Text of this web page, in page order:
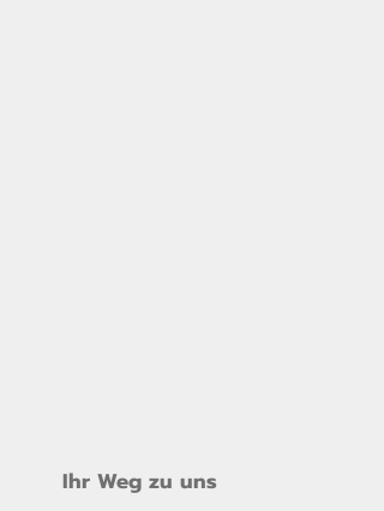
Ihr Weg zu uns